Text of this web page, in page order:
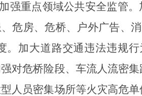
加强重点领域公共安全监管。
、危房、危桥、户外广告、
。加大道路交通违法违规
对危桥险段、车流人流密
人员密集场所等火灾高危